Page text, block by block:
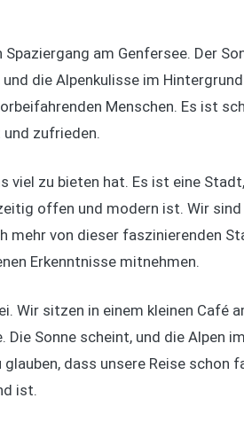
am Genfersee. Der
die Alpenkulisse im
Menschen. Es ist
zufrieden.
viel zu bieten hat. Es ist eine
offen und modern ist. Wir
mehr von dieser faszinierenden
Erkenntnisse mitnehmen.
Wir sitzen in einem kleinen Café
Die Sonne scheint, und die Alpen
dass unsere Reise schon
ist.